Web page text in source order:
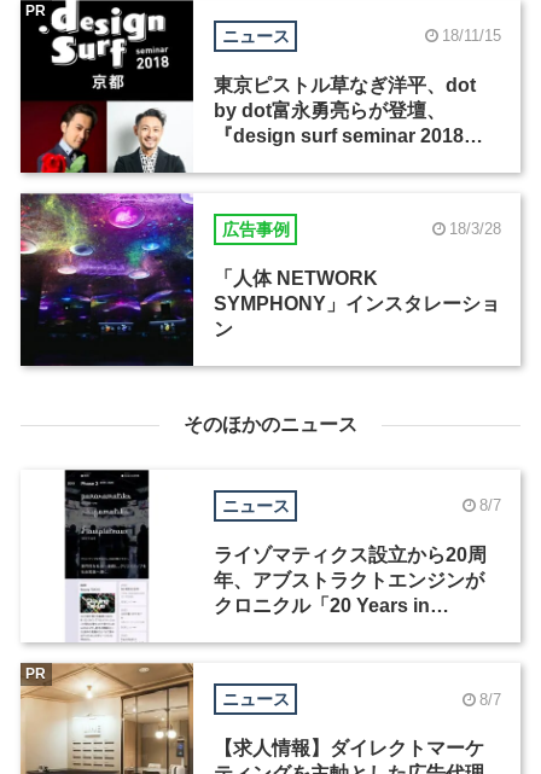
ニュース 18/11/15
東京ピストル草なぎ洋平、dot
by dot富永勇亮らが登壇、
『design surf seminar 2018
PR
広告事例 18/3/28
「人体 NETWORK
SYMPHONY」インスタレーショ
ン
そのほかのニュース
ニュース 8/7
ライゾマティクス設立から20周
年、アブストラクトエンジンが
クロニクル「20 Years in
ニュース 8/7
【求人情報】ダイレクトマーケ
PR